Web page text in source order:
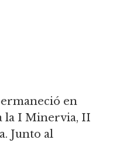
en
la I Minervia, II
Junto al